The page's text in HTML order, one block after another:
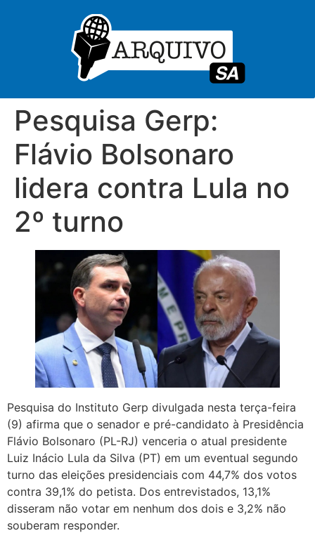
Pesquisa Gerp:
Flávio Bolsonaro
lidera contra Lula no
2º turno
Pesquisa do Instituto Gerp divulgada nesta terça-feira
(9) afirma que o senador e pré-candidato à Presidência
Flávio Bolsonaro (PL-RJ) venceria o atual presidente
Luiz Inácio Lula da Silva (PT) em um eventual segundo
turno das eleições presidenciais com 44,7% dos votos
contra 39,1% do petista. Dos entrevistados, 13,1%
disseram não votar em nenhum dos dois e 3,2% não
souberam responder.